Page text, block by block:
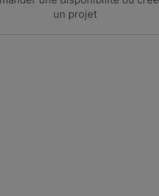
un projet